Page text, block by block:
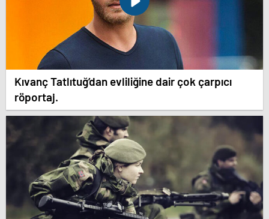
Kıvanç Tatlıtuğ’dan evliliğine dair çok çarpıcı
röportaj.